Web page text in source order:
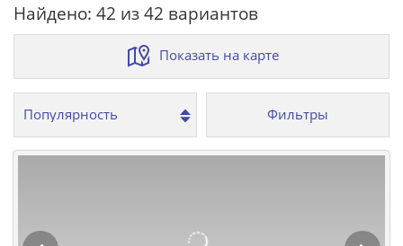
Найдено: 42 из 42 вариантов
Показать на карте
Фильтры